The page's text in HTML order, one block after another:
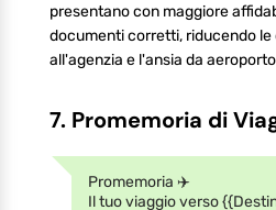
presentano con maggiore
documenti corretti, riducendo
all'agenzia e l'ansia da
7. Promemoria di
Promemoria ✈️
Il tuo viaggio verso